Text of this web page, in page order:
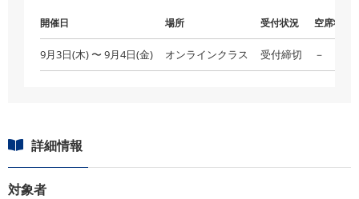
開催日 場所 受付状況 空席状況
9月3日(木) 〜 9月4日(金) オンラインクラス 受付締切 －
詳細情報
対象者